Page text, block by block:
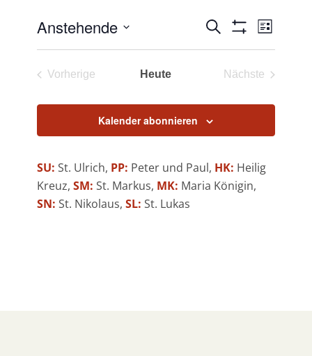
Veranstaltungen
Suche
und
Navigation
Suche Liste
Anstehende
Datum
Vorherige
Heute
Nächste
Kalender abonnieren
SU: St. Ulrich, PP: Peter und Paul, HK: Heilig
Kreuz,SM: St. Markus, MK: Maria Königin,
SN: St. Nikolaus,SL: St. Lukas